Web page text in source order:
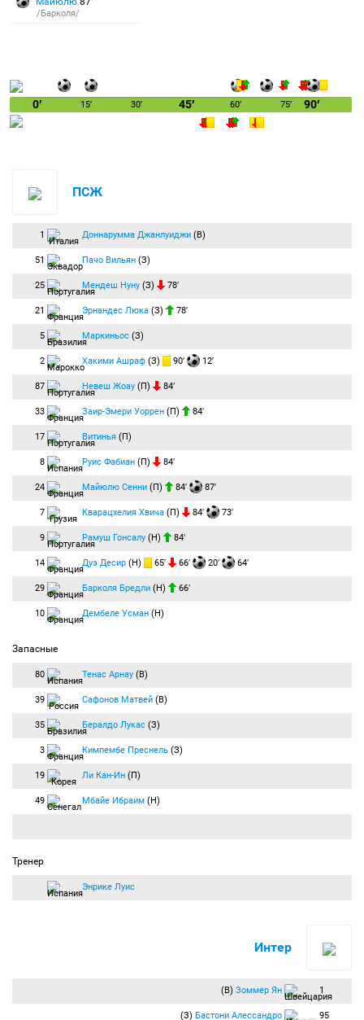
/Барколя/
0′ 15′ 30′ 45′ 60′ 75′ 90′
ПСЖ
1 Доннарумма Джанлуиджи (В)
51 Пачо Вильян (З)
25 Мендеш Нуну (З) 78′
21 Эрнандес Люка (З) 78′
5 Маркиньос (З)
2 Хакими Ашраф (З) 90′ 12′
87 Невеш Жоау (П) 84′
33 Заир-Эмери Уоррен (П) 84′
17 Витинья (П)
8 Руис Фабиан (П) 84′
24 Майюлю Сенни (П) 84′ 87′
7 Кварацхелия Хвича (П) 84′ 73′
9 Рамуш Гонсалу (Н) 84′
14 Дуэ Десир (Н) 65′ 66′ 20′ 64′
29 Барколя Бредли (Н) 66′
10 Дембеле Усман (Н)
Запасные
80 Тенас Арнау (В)
39 Сафонов Матвей (В)
35 Бералдо Лукас (З)
3 Кимпембе Преснель (З)
19 Ли Кан-Ин (П)
49 Мбайе Ибраим (Н)
Тренер
Энрике Луис
Интер
(В) Зоммер Ян 1
(З) Бастони Алессандро 95